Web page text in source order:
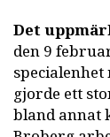
Det
den 9
gjorde ett
bland annat